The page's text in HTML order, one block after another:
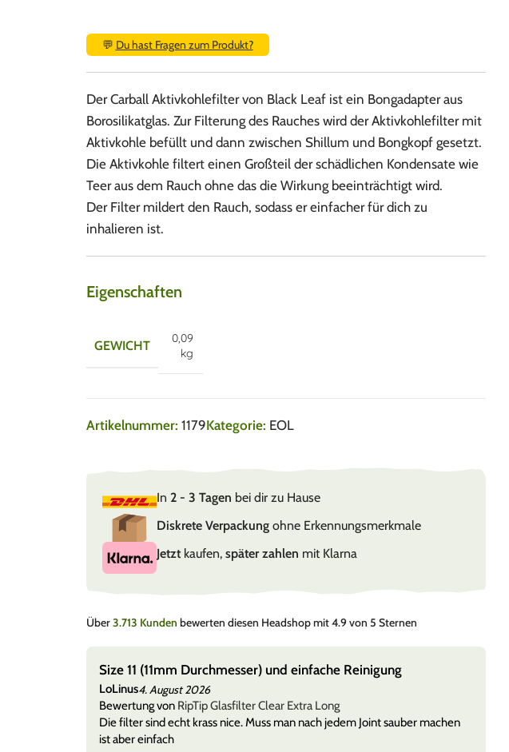
💬 Du hast Fragen zum Produkt?
Der Carball Aktivkohlefilter von Black Leaf ist ein Bongadapter aus
Borosilikatglas. Zur Filterung des Rauches wird der Aktivkohlefilter mit
Aktivkohle befüllt und dann zwischen Shillum und Bongkopf gesetzt.
Die Aktivkohle filtert einen Großteil der schädlichen Kondensate wie
Teer aus dem Rauch ohne das die Wirkung beeinträchtigt wird.
Der Filter mildert den Rauch, sodass er einfacher für dich zu
inhalieren ist.
Eigenschaften
GEWICHT
0,09
kg
Artikelnummer: 1179Kategorie: EOL
In 2 - 3 Tagen bei dir zu Hause
Diskrete Verpackungohne Erkennungsmerkmale
Jetztkaufen, später zahlen mit Klarna
Über3.713 Kunden bewerten diesen Headshop mit 4.9 von 5 Sternen
Size 11 (11mm Durchmesser) und einfache Reinigung
LoLinus4. August 2026
Bewertung von RipTip Glasfilter Clear Extra Long
Die filter sind echt krass nice. Muss man nach jedem Joint sauber machen
ist aber einfach